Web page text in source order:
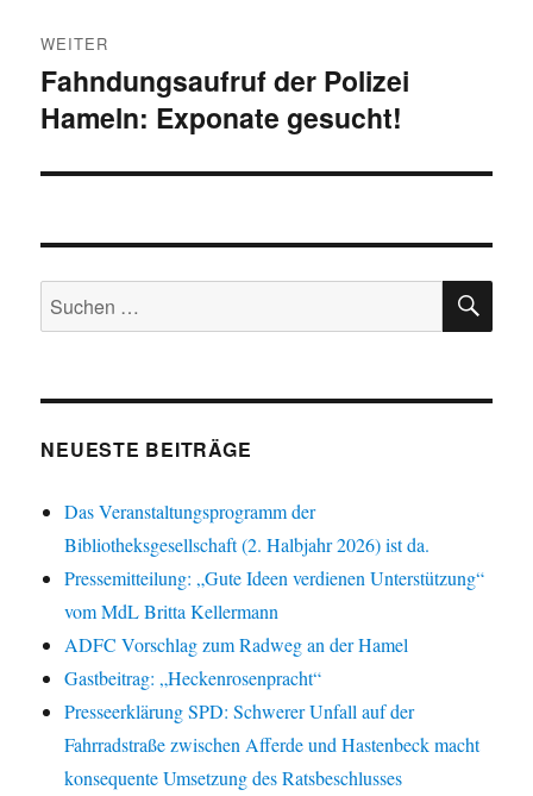
WEITER
Nächster
Beitrag:
Fahndungsaufruf der Polizei
Hameln: Exponate gesucht!
Suchen
nach:
NEUESTE BEITRÄGE
Das Veranstaltungsprogramm der
Bibliotheksgesellschaft (2. Halbjahr 2026) ist da.
Pressemitteilung: „Gute Ideen verdienen Unterstützung“
vom MdL Britta Kellermann
ADFC Vorschlag zum Radweg an der Hamel
Gastbeitrag: „Heckenrosenpracht“
Presseerklärung SPD: Schwerer Unfall auf der
Fahrradstraße zwischen Afferde und Hastenbeck macht
konsequente Umsetzung des Ratsbeschlusses